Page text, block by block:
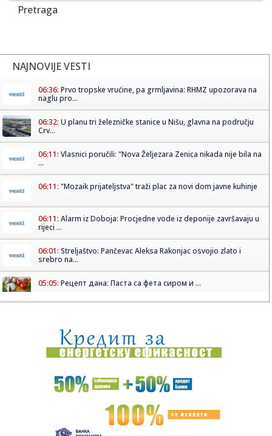
Pretraga
NAJNOVIJE VESTI
06:36: Prvo tropske vrućine, pa grmljavina: RHMZ upozorava na
naglu pro...
06:32: U planu tri železničke stanice u Nišu, glavna na području
Crv...
06:11: Vlasnici poručili: "Nova Željezara Zenica nikada nije bila na
...
06:11: "Mozaik prijateljstva" traži plac za novi dom javne kuhinje
06:11: Alarm iz Doboja: Procjedne vode iz deponije završavaju u
rijeci ...
06:01: Streljaštvo: Pančevac Aleksa Rakonjac osvojio zlato i
srebro na...
05:05: Рецепт дана: Паста са фета сиром и ...
00:44:Dogodilo se na današnji datum, 7. avgust
00:44:Zvezda nastavlja tradiciju, opet časti najmlađe navijače
(FOTO...
Nissan Qashqai e-Power prešao 1980 km s jednim